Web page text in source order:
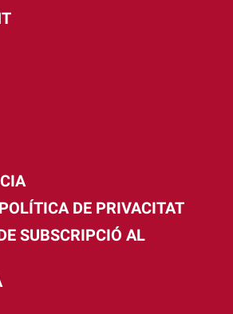
DE PRIVACITAT
SUBSCRIPCIÓ AL